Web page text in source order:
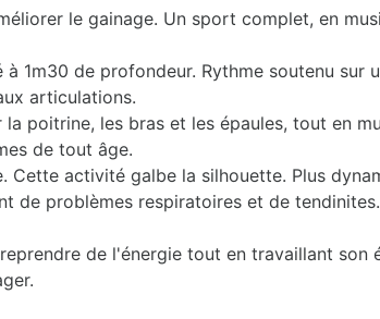
le gainage. Un sport complet, en
1m30 de profondeur. Rythme soutenu sur
articulations.
poitrine, les bras et les épaules, tout en
de tout âge.
activité galbe la silhouette. Plus
de problèmes respiratoires et de tendinites.
de l'énergie tout en travaillant son